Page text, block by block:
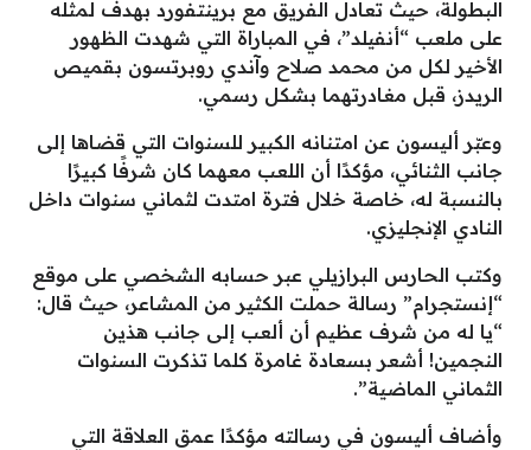
البطولة، حيث تعادل الفريق مع برينتفورد بهدف لمثله
على ملعب “أنفيلد”، في المباراة التي شهدت الظهور
الأخير لكل من محمد صلاح وآندي روبرتسون بقميص
الريدز، قبل مغادرتهما بشكل رسمي.
وعبّر أليسون عن امتنانه الكبير للسنوات التي قضاها إلى
جانب الثنائي، مؤكدًا أن اللعب معهما كان شرفًا كبيرًا
بالنسبة له، خاصة خلال فترة امتدت لثماني سنوات داخل
النادي الإنجليزي.
وكتب الحارس البرازيلي عبر حسابه الشخصي على موقع
“إنستجرام” رسالة حملت الكثير من المشاعر، حيث قال:
“يا له من شرف عظيم أن ألعب إلى جانب هذين
النجمين! أشعر بسعادة غامرة كلما تذكرت السنوات
الثماني الماضية”.
وأضاف أليسون في رسالته مؤكدًا عمق العلاقة التي